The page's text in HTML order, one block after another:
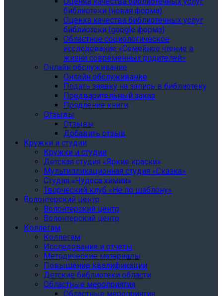
библиотеки (новая форма)
Oценка качества библиотечных услуг
библиотеки (google форма)
Областное социологическое
исследование «Семейное чтение в
жизни современных родителей»
Онлайн обслуживание
Онлайн обслуживание
Подать заявку на запись в библиотеку
Предварительный заказ
Продление книги
Отзывы
Отзывы
Добавить отзыв
Кружки и студии
Кружки и студии
Детская студия «Яркие краски»
Мультипликационная студия «Сказка»
Студия «Чудеса химии»
Творческий клуб «Не по шаблону»
Волонтерский центр
Волонтерский центр
Волонтерский центр
Коллегам
Коллегам
Исследования и отчеты
Методические материалы
Повышение квалификации
Детские библиотеки области
Областные мероприятия
Областные мероприятия